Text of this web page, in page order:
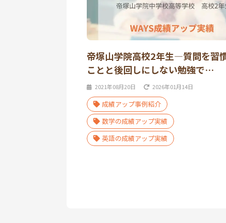
帝塚山学院高校2年生―質問を習
ことと後回しにしない勉強で…
2021年08月20日 2026年01月14日
成績アップ事例紹介
数学の成績アップ実績
英語の成績アップ実績